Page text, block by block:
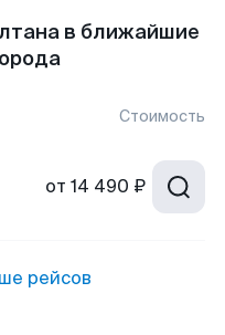
в ближайшие
Стоимость
от 14 490 ₽
рейсов